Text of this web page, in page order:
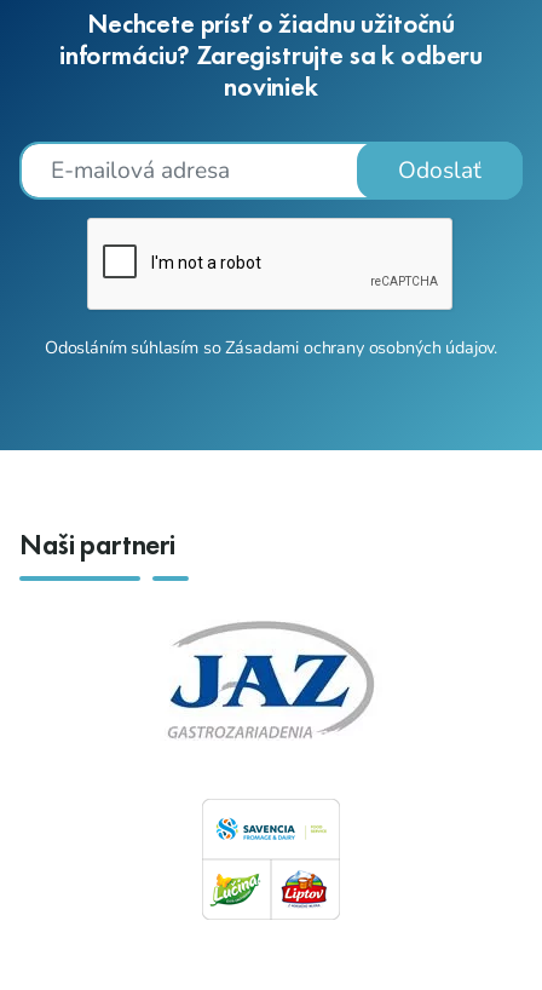
Nechcete prísť o žiadnu užitočnú
informáciu? Zaregistrujte sa k odberu
noviniek
Odoslať
Odosláním súhlasím soZásadami ochrany osobných údajov.
Naši partneri